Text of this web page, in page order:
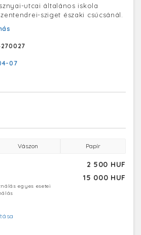
utcai általános iskola
sziget északi csúcsánál.
07
Vászon Papír
2 500 HUF
15 000 HUF
egyes esetei